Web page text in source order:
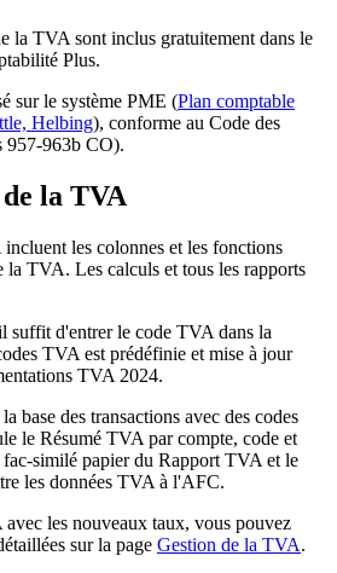
la TVA sont inclus gratuitement dans le
Plus.
sur le système PME (Plan comptable
Helbing), conforme au Code des
957-963b CO).
la TVA
les colonnes et les fonctions
la TVA. Les calculs et tous les rapports
suffit d'entrer le code TVA dans la
TVA est prédéfinie et mise à jour
TVA 2024.
base des transactions avec des codes
le Résumé TVA par compte, code et
similé papier du Rapport TVA et le
les données TVA à l'AFC.
les nouveaux taux, vous pouvez
sur la page Gestion de la TVA.